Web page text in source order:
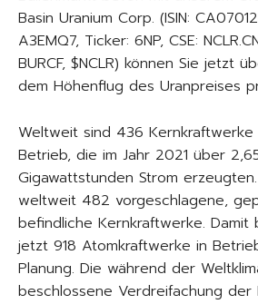
Basin Uranium Corp. (ISIN:
A3EMQ7, Ticker: 6NP, CSE:
BURCF, $NCLR) können Sie jetzt
dem Höhenflug des Uranpreises
Weltweit sind 436 Kernkraftwerke
Betrieb, die im Jahr 2021 über
Gigawattstunden Strom
weltweit 482 vorgeschlagene,
befindliche Kernkraftwerke. Damit
jetzt 918 Atomkraftwerke in
Planung. Die während der
beschlossene Verdreifachung der